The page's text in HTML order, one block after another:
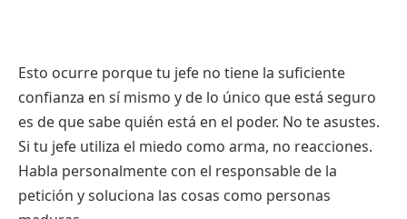
Esto ocurre porque tu jefe no tiene la suficiente
confianza en sí mismo y de lo único que está seguro
es de que sabe quién está en el poder. No te asustes.
Si tu jefe utiliza el miedo como arma, no reacciones.
Habla personalmente con el responsable de la
petición y soluciona las cosas como personas